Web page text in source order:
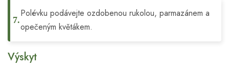
Polévku podávejte ozdobenou rukolou, parmazánem a
opečeným květákem.
Výskyt